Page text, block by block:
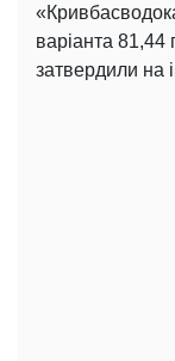
варіанта 81,44
затвердили на